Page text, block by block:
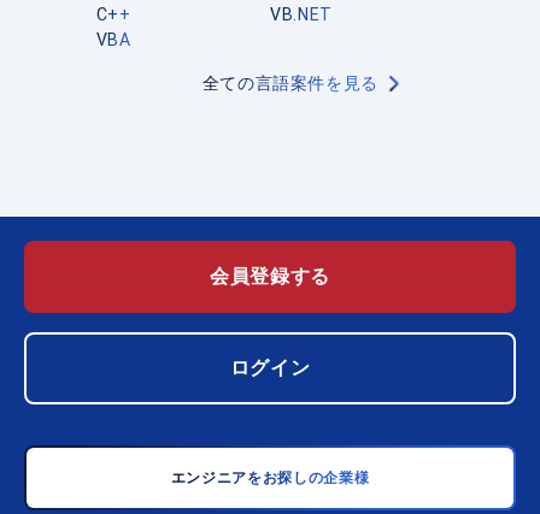
C++
VB.NET
VBA
全ての言語案件を見る
会員登録する
ログイン
エンジニアをお探しの企業様